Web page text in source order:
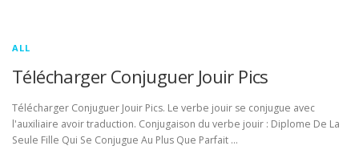
ALL
Télécharger Conjuguer Jouir Pics
Télécharger Conjuguer Jouir Pics. Le verbe jouir se conjugue avec
l'auxiliaire avoir traduction. Conjugaison du verbe jouir : Diplome De La
Seule Fille Qui Se Conjugue Au Plus Que Parfait …